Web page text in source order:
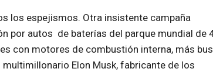
los espejismos. Otra insistente campaña
por autos de baterías del parque mundial de
con motores de combustión interna, más
multimillonario Elon Musk, fabricante de los